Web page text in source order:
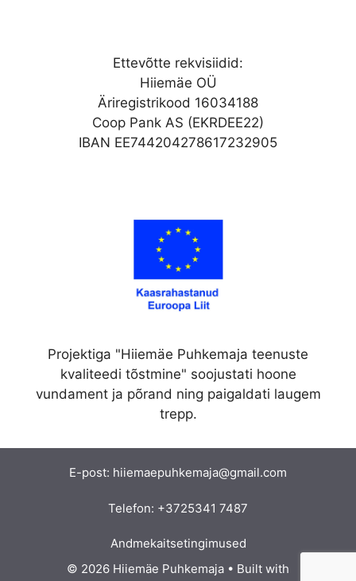
Ettevõtte rekvisiidid:
Hiiemäe OÜ
Äriregistrikood 16034188
Coop Pank AS (EKRDEE22)
IBAN EE744204278617232905
Projektiga "Hiiemäe Puhkemaja teenuste
kvaliteedi tõstmine" soojustati hoone
vundament ja põrand ning paigaldati laugem
trepp.
E-post: hiiemaepuhkemaja@gmail.com
Telefon: +3725341 7487
Andmekaitsetingimused
© 2026 Hiiemäe Puhkemaja • Built with